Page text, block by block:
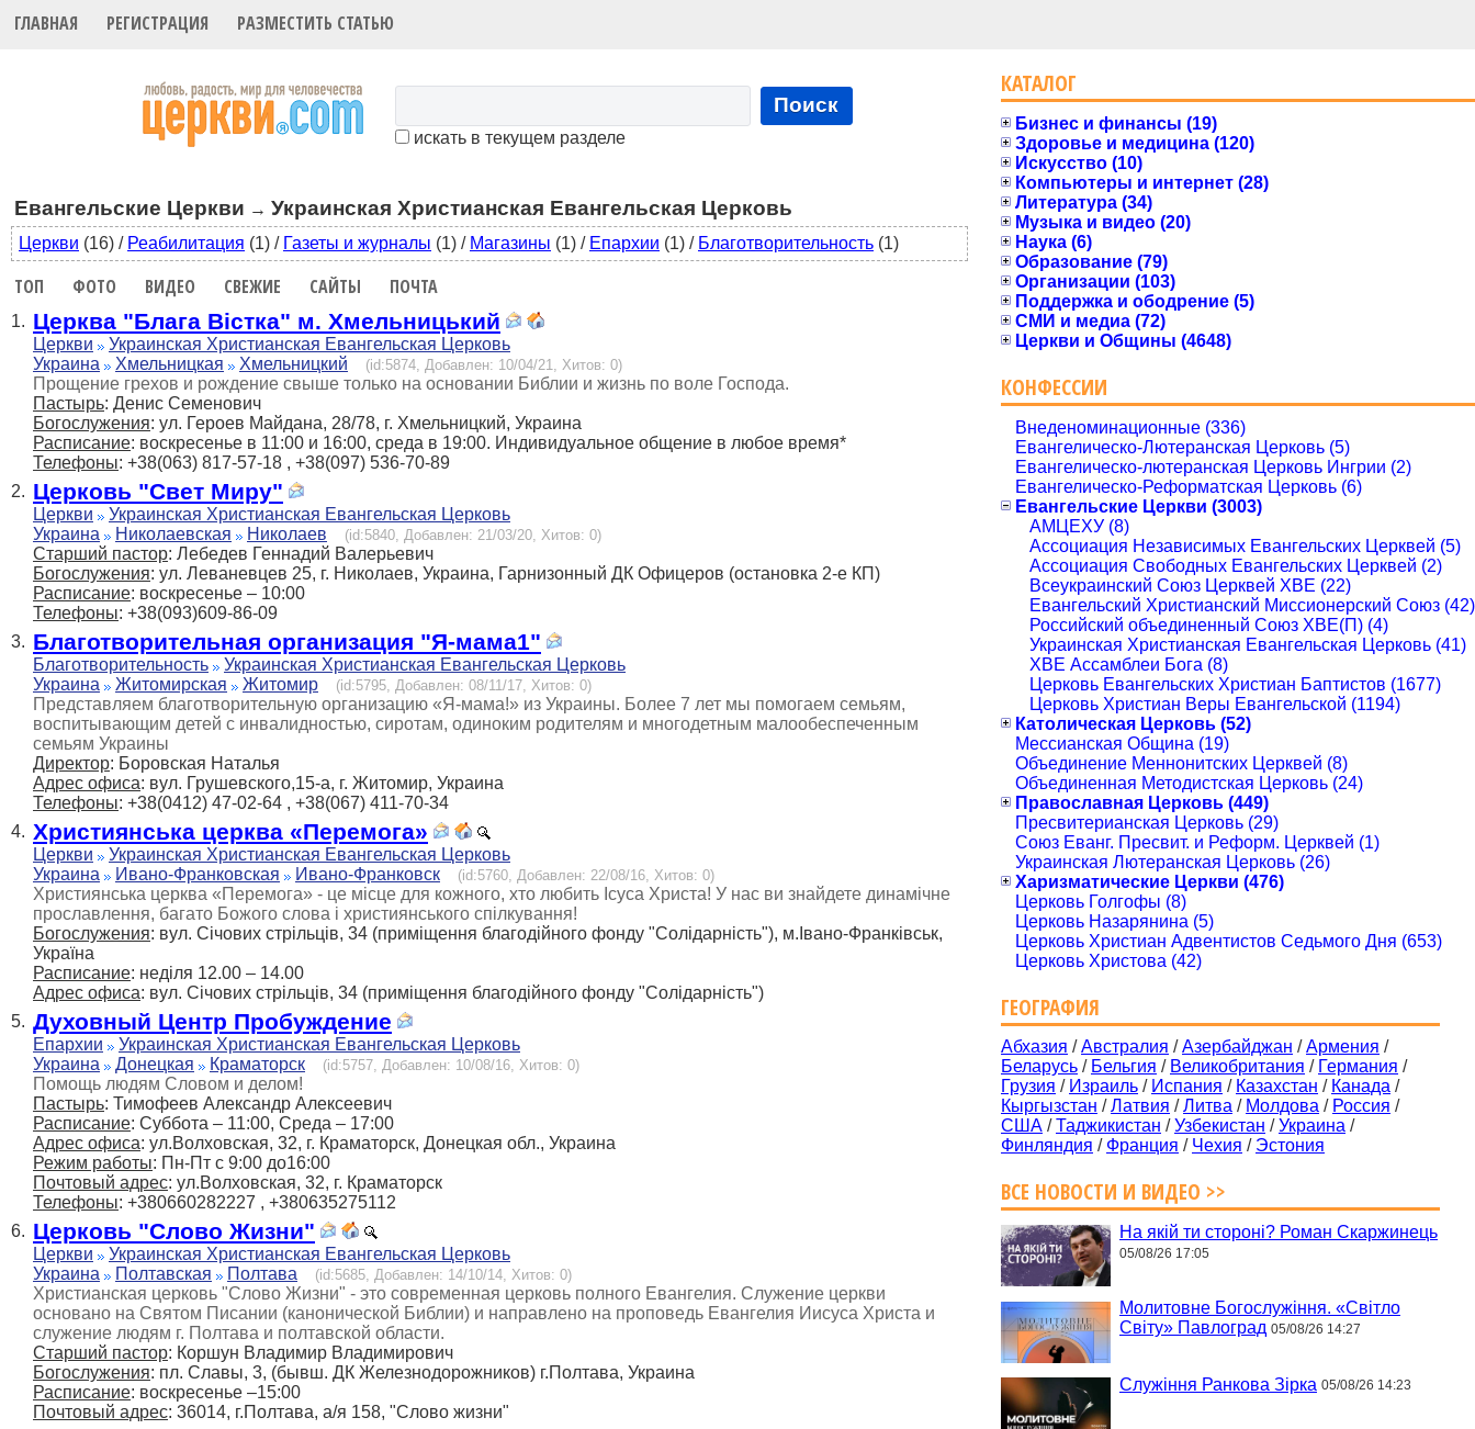
ГЛАВНАЯ РЕГИСТРАЦИЯ РАЗМЕСТИТЬ СТАТЬЮ
Поиск
искать в текущем разделе
Евангельские Церкви → Украинская Христианская Евангельская Церковь
Церкви (16) / Реабилитация (1) / Газеты и журналы (1) / Магазины (1) / Епархии (1) / Благотворительность (1)
ТОП ФОТО ВИДЕО СВЕЖИЕ САЙТЫ ПОЧТА
1. Церква "Блага Вістка" м. Хмельницький
Церкви
Украинская Христианская Евангельская Церковь
Украина
Хмельницкая Хмельницкий (id:5874, Добавлен: 10/04/21, Хитов: 0)
Прощение грехов и рождение свыше только на основании Библии и жизнь по воле Господа.
Пастырь: Денис Семенович
Богослужения: ул. Героев Майдана, 28/78, г. Хмельницкий, Украина
Расписание: воскресенье в 11:00 и 16:00, среда в 19:00. Индивидуальное общение в любое время*
Телефоны: +38(063) 817-57-18 , +38(097) 536-70-89
2. Церковь "Свет Миру"
Церкви
Украинская Христианская Евангельская Церковь
Украина
Николаевская Николаев (id:5840, Добавлен: 21/03/20, Хитов: 0)
Старший пастор: Лебедев Геннадий Валерьевич
Богослужения: ул. Леваневцев 25, г. Николаев, Украина, Гарнизонный ДК Офицеров (остановка 2-е КП)
Расписание: воскресенье – 10:00
Телефоны: +38(093)609-86-09
3. Благотворительная организация "Я-мама1"
Благотворительность
Украинская Христианская Евангельская Церковь
Украина
Житомирская Житомир (id:5795, Добавлен: 08/11/17, Хитов: 0)
Представляем благотворительную организацию «Я-мама!» из Украины. Более 7 лет мы помогаем семьям,
воспитывающим детей с инвалидностью, сиротам, одиноким родителям и многодетным малообеспеченным
семьям Украины
Директор: Боровская Наталья
Адрес офиса: вул. Грушевского,15-а, г. Житомир, Украина
Телефоны: +38(0412) 47-02-64 , +38(067) 411-70-34
4. Християнська церква «Перемога»
Церкви
Украинская Христианская Евангельская Церковь
Украина
Ивано-Франковская Ивано-Франковск (id:5760, Добавлен: 22/08/16, Хитов: 0)
Християнська церква «Перемога» - це місце для кожного, хто любить Ісуса Христа! У нас ви знайдете динамічне
прославлення, багато Божого слова і християнського спілкування!
Богослужения: вул. Сiчових стрiльцiв, 34 (приміщення благодійного фонду "Солiдарнiсть"), м.Івано-Франківськ,
Україна
Расписание: недiля 12.00 – 14.00
Адрес офиса: вул. Сiчових стрiльцiв, 34 (приміщення благодійного фонду "Солiдарнiсть")
5. Духовный Центр Пробуждение
Епархии
Украинская Христианская Евангельская Церковь
Украина
Донецкая Краматорск (id:5757, Добавлен: 10/08/16, Хитов: 0)
Помощь людям Словом и делом!
Пастырь: Тимофеев Александр Алексеевич
Расписание: Суббота – 11:00, Среда – 17:00
Адрес офиса: ул.Волховская, 32, г. Краматорск, Донецкая обл., Украина
Режим работы: Пн-Пт с 9:00 до16:00
Почтовый адрес: ул.Волховская, 32, г. Краматорск
Телефоны: +380660282227 , +380635275112
6. Церковь "Слово Жизни"
Церкви
Украинская Христианская Евангельская Церковь
Украина
Полтавская Полтава (id:5685, Добавлен: 14/10/14, Хитов: 0)
Христианская церковь "Слово Жизни" - это современная церковь полного Евангелия. Служение церкви
основано на Святом Писании (канонической Библии) и направлено на проповедь Евангелия Иисуса Христа и
служение людям г. Полтава и полтавской области.
Старший пастор: Коршун Владимир Владимирович
Богослужения: пл. Славы, 3, (бывш. ДК Железнодорожников) г.Полтава, Украина
Расписание: воскресенье –15:00
Почтовый адрес: 36014, г.Полтава, а/я 158, "Слово жизни"
КАТАЛОГ
Бизнес и финансы (19)
Здоровье и медицина (120)
Искусство (10)
Компьютеры и интернет (28)
Литература (34)
Музыка и видео (20)
Наука (6)
Образование (79)
Организации (103)
Поддержка и ободрение (5)
СМИ и медиа (72)
Церкви и Общины (4648)
КОНФЕССИИ
Внеденоминационные (336)
Евангелическо-Лютеранская Церковь (5)
Евангелическо-лютеранская Церковь Ингрии (2)
Евангелическо-Реформатская Церковь (6)
Евангельские Церкви (3003)
АМЦЕХУ (8)
Ассоциация Независимых Евангельских Церквей (5)
Ассоциация Свободных Евангельских Церквей (2)
Всеукраинский Союз Церквей ХВЕ (22)
Евангельский Христианский Миссионерский Союз (42)
Российский объединенный Союз ХВЕ(П) (4)
Украинская Христианская Евангельская Церковь (41)
ХВЕ Ассамблеи Бога (8)
Церковь Евангельских Христиан Баптистов (1677)
Церковь Христиан Веры Евангельской (1194)
Католическая Церковь (52)
Мессианская Община (19)
Объединение Меннонитских Церквей (8)
Объединенная Методистская Церковь (24)
Православная Церковь (449)
Пресвитерианская Церковь (29)
Союз Еванг. Пресвит. и Реформ. Церквей (1)
Украинская Лютеранская Церковь (26)
Харизматические Церкви (476)
Церковь Голгофы (8)
Церковь Назарянина (5)
Церковь Христиан Адвентистов Седьмого Дня (653)
Церковь Христова (42)
ГЕОГРАФИЯ
Абхазия /Австралия /Азербайджан /Армения /
Беларусь / Бельгия / Великобритания / Германия /
Грузия / Израиль / Испания / Казахстан / Канада /
Кыргызстан /Латвия /Литва / Молдова / Россия /
США /Таджикистан /Узбекистан /Украина /
Финляндия / Франция / Чехия / Эстония
ВСЕ НОВОСТИ И ВИДЕО >>
На якій ти стороні? Роман Скаржинець
05/08/26 17:05
Молитовне Богослужіння. «Світло
Світу» Павлоград 05/08/26 14:27
Служіння Ранкова Зірка 05/08/26 14:23